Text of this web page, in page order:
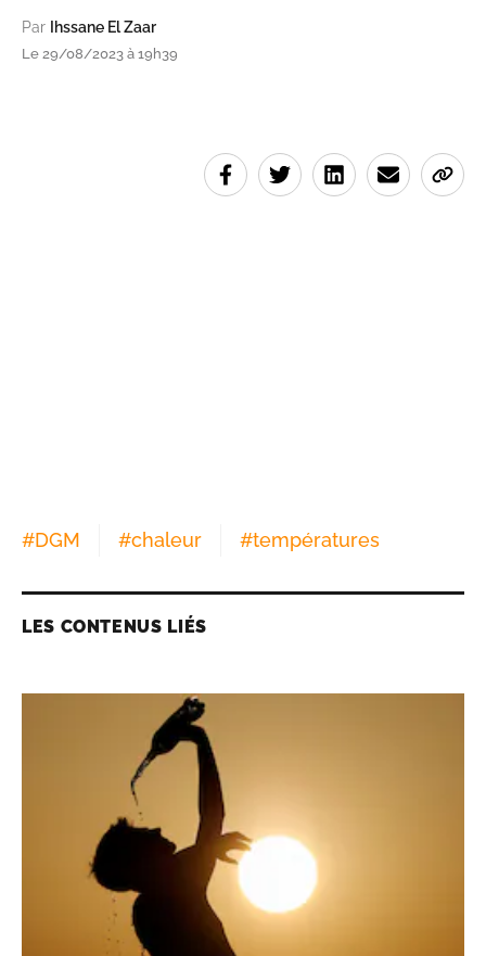
Par Ihssane El Zaar
Le 29/08/2023 à 19h39
#DGM #chaleur #températures
LES CONTENUS LIÉS